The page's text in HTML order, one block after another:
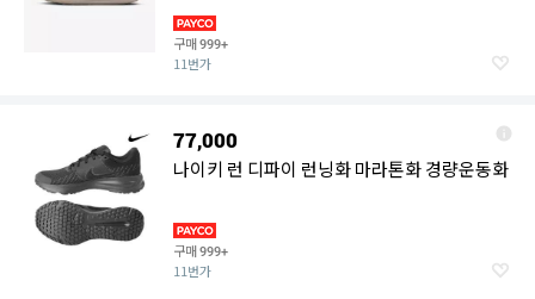
구매999+
11번가
77,000
나이키 런 디파이 런닝화 마라톤화 경량운동화
구매999+
11번가